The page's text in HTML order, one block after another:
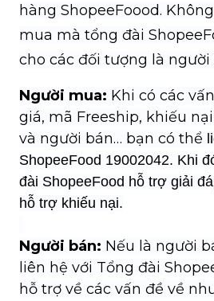
hàng ShopeeFoood.
mua mà tổng đài
cho các đối tượng là người
Người mua: Khi có các
giá, mã Freeship, khiếu
và người bán… bạn có thể
ShopeeFood 19002042. Khi
đài ShopeeFood hỗ trợ giải
hỗ trợ khiếu nại.
Người bán: Nếu là người
liên hệ với Tổng đài
hỗ trợ về các vấn đề về